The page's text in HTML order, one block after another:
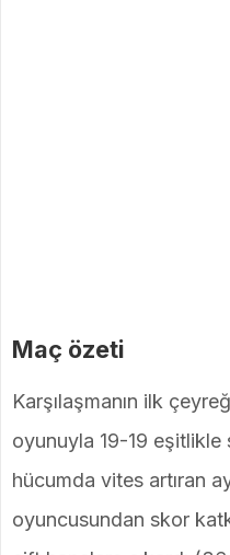
Maç özeti
Karşılaşmanın ilk
oyunuyla 19-19
hücumda vites artıran
oyuncusundan skor